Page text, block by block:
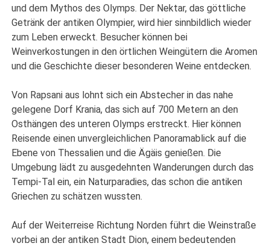
und dem Mythos des Olymps. Der Nektar, das göttliche
Getränk der antiken Olympier, wird hier sinnbildlich wieder
zum Leben erweckt. Besucher können bei
Weinverkostungen in den örtlichen Weingütern die Aromen
und die Geschichte dieser besonderen Weine entdecken.
Von Rapsani aus lohnt sich ein Abstecher in das nahe
gelegene Dorf Krania, das sich auf 700 Metern an den
Osthängen des unteren Olymps erstreckt. Hier können
Reisende einen unvergleichlichen Panoramablick auf die
Ebene von Thessalien und die Ägäis genießen. Die
Umgebung lädt zu ausgedehnten Wanderungen durch das
Tempi-Tal ein, ein Naturparadies, das schon die antiken
Griechen zu schätzen wussten.
Auf der Weiterreise Richtung Norden führt die Weinstraße
vorbei an der antiken Stadt Dion, einem bedeutenden